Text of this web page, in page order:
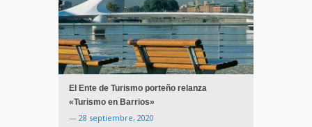
El Ente de Turismo porteño relanza
«Turismo en Barrios»
— 28 septiembre, 2020